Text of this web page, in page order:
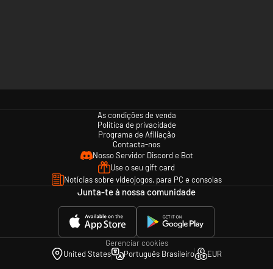
As condições de venda
Política de privacidade
Programa de Afiliação
Contacta-nos
Nosso Servidor Discord e Bot
Use o seu gift card
Notícias sobre videojogos, para PC e consolas
Junta-te à nossa comunidade
Gerenciar cookies
United States
Português Brasileiro EUR